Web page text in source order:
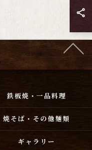
鉄板焼・一品料理
焼そば・その他麺類
ギャラリー